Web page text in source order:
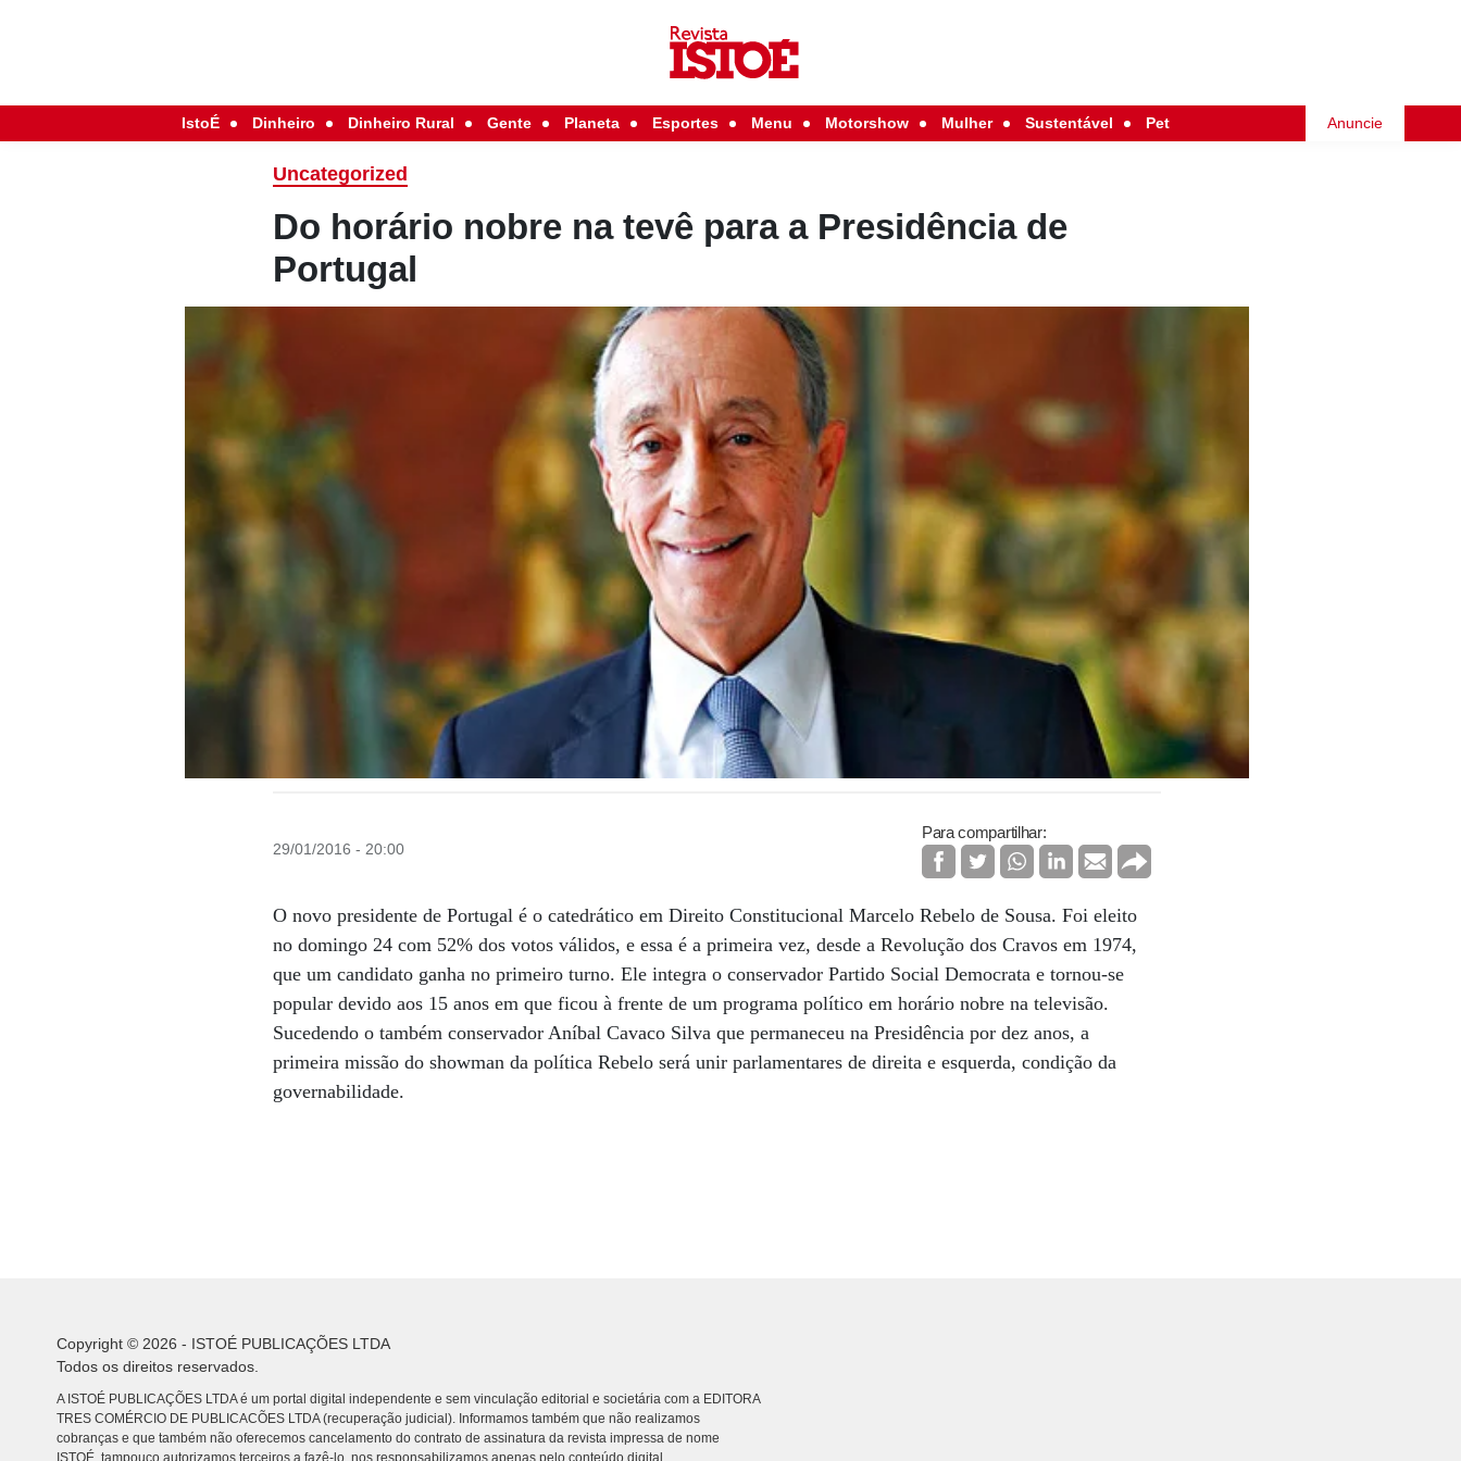
IstoÉ Dinheiro Dinheiro Rural Gente Planeta Esportes Menu Motorshow Mulher Sustentável Pet Anuncie
Uncategorized
Do horário nobre na tevê para a Presidência de
Portugal
29/01/2016 - 20:00
Para compartilhar:
O novo presidente de Portugal é o catedrático em Direito Constitucional Marcelo Rebelo de Sousa. Foi eleito
no domingo 24 com 52% dos votos válidos, e essa é a primeira vez, desde a Revolução dos Cravos em 1974,
que um candidato ganha no primeiro turno. Ele integra o conservador Partido Social Democrata e tornou-se
popular devido aos 15 anos em que ficou à frente de um programa político em horário nobre na televisão.
Sucedendo o também conservador Aníbal Cavaco Silva que permaneceu na Presidência por dez anos, a
primeira missão do showman da política Rebelo será unir parlamentares de direita e esquerda, condição da
governabilidade.
Copyright © 2026 - ISTOÉ PUBLICAÇÕES LTDA
Todos os direitos reservados.
A ISTOÉ PUBLICAÇÕES LTDA é um portal digital independente e sem vinculação editorial e societária com a EDITORA
TRES COMÉRCIO DE PUBLICACÕES LTDA (recuperação judicial). Informamos também que não realizamos
cobranças e que também não oferecemos cancelamento do contrato de assinatura da revista impressa de nome
ISTOÉ, tampouco autorizamos terceiros a fazê-lo, nos responsabilizamos apenas pelo conteúdo digital